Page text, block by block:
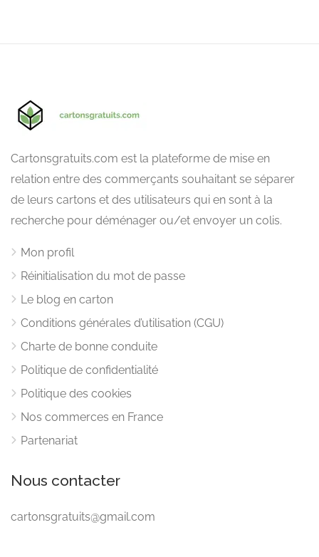
Cartonsgratuits.com est la plateforme de mise en
relation entre des commerçants souhaitant se séparer
de leurs cartons et des utilisateurs qui en sont à la
recherche pour déménager ou/et envoyer un colis.
Mon profil
Réinitialisation du mot de passe
Le blog en carton
Conditions générales d’utilisation (CGU)
Charte de bonne conduite
Politique de confidentialité
Politique des cookies
Nos commerces en France
Partenariat
Nous contacter
cartonsgratuits@gmail.com